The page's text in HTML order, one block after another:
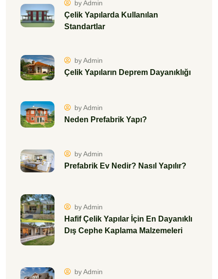
by Admin
Çelik Yapılarda Kullanılan
Standartlar
by Admin
Çelik Yapıların Deprem Dayanıklığı
by Admin
Neden Prefabrik Yapı?
by Admin
Prefabrik Ev Nedir? Nasıl Yapılır?
by Admin
Hafif Çelik Yapılar İçin En Dayanıklı
Dış Cephe Kaplama Malzemeleri
by Admin